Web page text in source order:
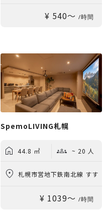
きの駅 徒歩5分
¥ 540〜 /時間
SpemoLIVING札幌
44.8 ㎡ ~ 20 人
札幌市営地下鉄南北線 すす
きの駅 徒歩5分
¥ 1039〜 /時間